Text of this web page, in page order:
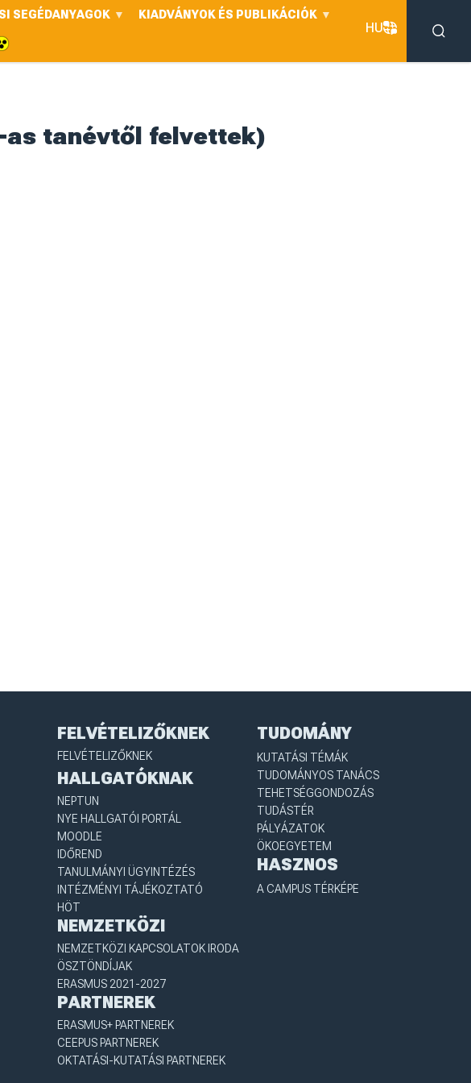
SEGÉDANYAGOK KIADVÁNYOK ÉS PUBLIKÁCIÓK
HU
as tanévtől felvettek)
FELVÉTELIZŐKNEK
FELVÉTELIZŐKNEK
HALLGATÓKNAK
NEPTUN
NYE HALLGATÓI PORTÁL
MOODLE
IDŐREND
TANULMÁNYI ÜGYINTÉZÉS
INTÉZMÉNYI TÁJÉKOZTATÓ
HÖT
NEMZETKÖZI
NEMZETKÖZI KAPCSOLATOK IRODA
ÖSZTÖNDÍJAK
ERASMUS 2021-2027
PARTNEREK
ERASMUS+ PARTNEREK
CEEPUS PARTNEREK
OKTATÁSI-KUTATÁSI PARTNEREK
TUDOMÁNY
KUTATÁSI TÉMÁK
TUDOMÁNYOS TANÁCS
TEHETSÉGGONDOZÁS
TUDÁSTÉR
PÁLYÁZATOK
ÖKOEGYETEM
HASZNOS
A CAMPUS TÉRKÉPE